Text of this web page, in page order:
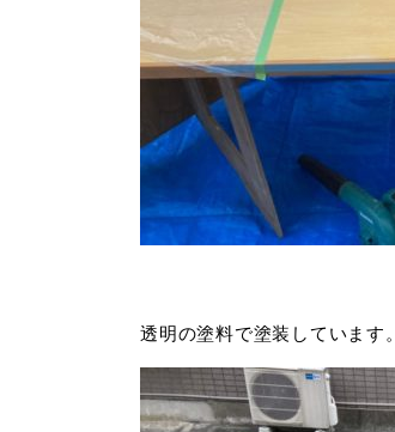
透明の塗料で塗装しています。